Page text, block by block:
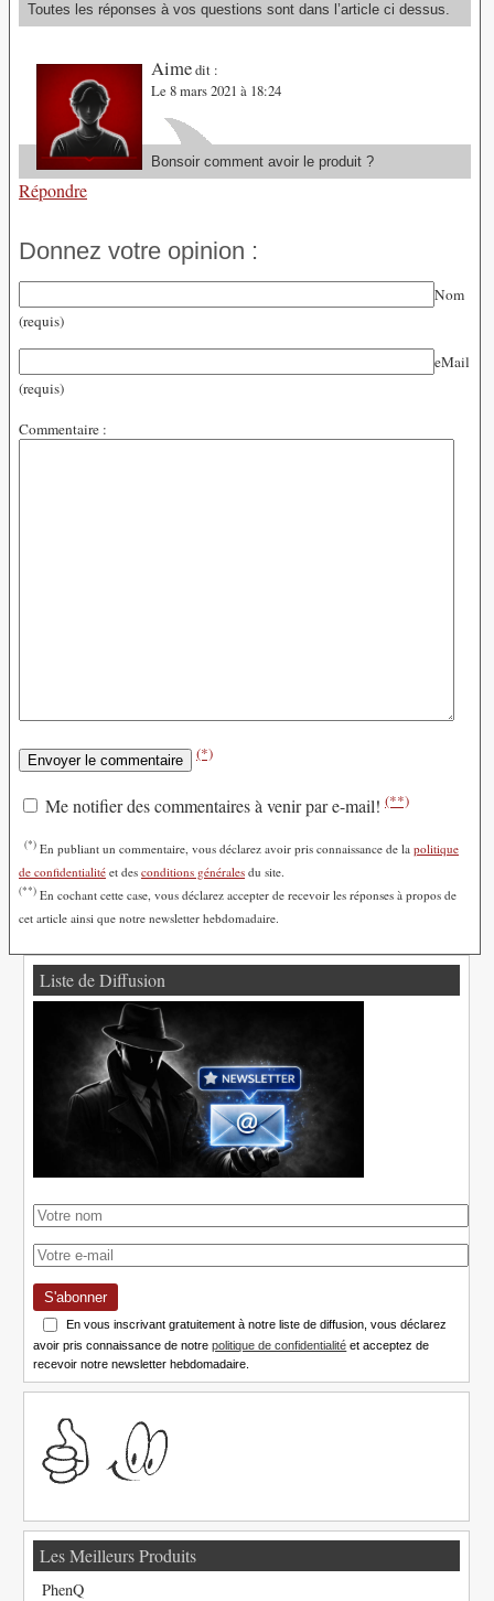
Toutes les réponses à vos questions sont dans l’article ci dessus.
Aimedit :
Le 8 mars 2021 à 18:24
Bonsoir comment avoir le produit ?
Répondre
Donnez votre opinion :
Nom
(requis)
eMail
(requis)
Commentaire :
(*)
Me notifier des commentaires à venir par e-mail! (**)
(*) En publiant un commentaire, vous déclarez avoir pris connaissance de la politique
de confidentialité et des conditions générales du site.
(**) En cochant cette case, vous déclarez accepter de recevoir les réponses à propos de
cet article ainsi que notre newsletter hebdomadaire.
Liste de Diffusion
S'abonner
En vous inscrivant gratuitement à notre liste de diffusion, vous déclarez
avoir pris connaissance de notrepolitique de confidentialité et acceptez de
recevoir notre newsletter hebdomadaire.
Les Meilleurs Produits
PhenQ